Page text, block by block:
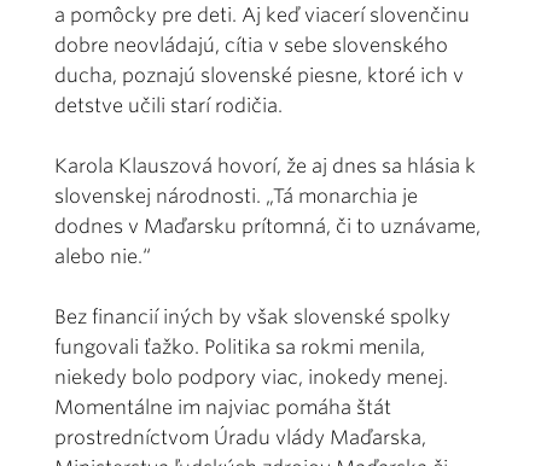
a pomôcky pre deti. Aj keď viacerí slovenčinu
dobre neovládajú, cítia v sebe slovenského
ducha, poznajú slovenské piesne, ktoré ich v
detstve učili starí rodičia.
Karola Klauszová hovorí, že aj dnes sa hlásia k
slovenskej národnosti. „Tá monarchia je
dodnes v Maďarsku prítomná, či to uznávame,
alebo nie.“
Bez financií iných by však slovenské spolky
fungovali ťažko. Politika sa rokmi menila,
niekedy bolo podpory viac, inokedy menej.
Momentálne im najviac pomáha štát
prostredníctvom Úradu vlády Maďarska,